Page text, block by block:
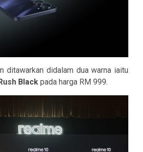
ditawarkan didalam dua warna iaitu
Rush Black pada harga RM 999.